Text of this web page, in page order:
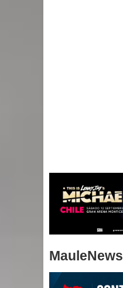
MauleNews